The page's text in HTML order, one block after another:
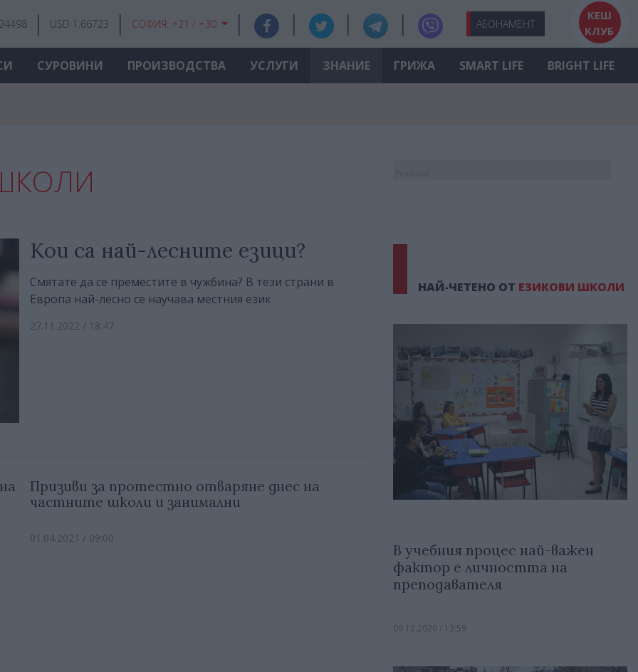
USD 1.66723 СОФИЯ: +21 / +30 АБОНАМЕНТ
КЕШ
КЛУБ
СУРОВИНИ ПРОИЗВОДСТВА УСЛУГИ ЗНАНИЕ ГРИЖА SMART LIFE BRIGHT LIFE
Кои са най-лесните езици?
Смятате да се преместите в чужбина? В тези страни в
Европа най-лесно се научава местния език
27.11.2022 / 18:47
Призиви за протестно отваряне днес на
частните школи и занимални
01.04.2021 / 09:00
НАЙ-ЧЕТЕНО ОТ ЕЗИКОВИ ШКОЛИ
В учебния процес най-важен
фактор е личността на
преподавателя
09.12.2020 / 13:59